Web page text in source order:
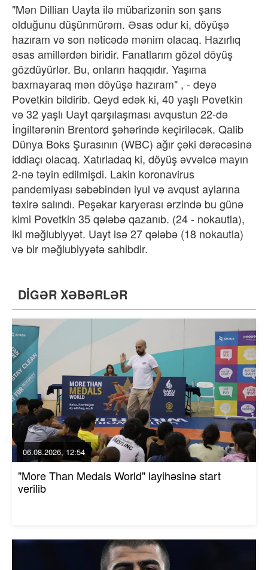
"Mən Dillian Uayta ilə mübarizənin son şans
olduğunu düşünmürəm. Əsas odur ki, döyüşə
hazıram və son nəticədə mənim olacaq. Hazırlıq
əsas amillərdən biridir. Fanatlarım gözəl döyüş
gözdüyürlər. Bu, onların haqqıdır. Yaşıma
baxmayaraq mən döyüşə hazıram" , - deyə
Povetkin bildirib. Qeyd edək ki, 40 yaşlı Povetkin
və 32 yaşlı Uayt qarşılaşması avqustun 22-də
İngiltərənin Brentord şəhərində keçiriləcək. Qalib
Dünya Boks Şurasının (WBC) ağır çəki dərəcəsinə
iddiaçı olacaq. Xatırladaq ki, döyüş əvvəlcə mayın
2-nə təyin edilmişdi. Lakin koronavirus
pandemiyası səbəbindən iyul və avqust aylarına
təxirə salındı.​​ Peşəkar karyerası ərzində bu günə
kimi Povetkin 35 qələbə qazanıb. (24 - nokautla),
iki məğlubiyyət. Uayt isə​ 27 qələbə (18 nokautla)
və bir məğlubiyyətə sahibdir.
DİGƏR XƏBƏRLƏR
06.08.2026, 12:54
"More Than Medals World" layihəsinə start
verilib